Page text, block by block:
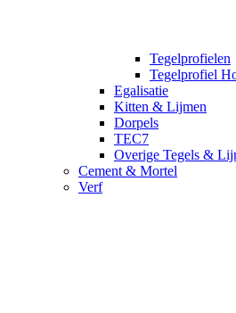
Tegelprofielen
Tegelprofiel
Egalisatie
Kitten & Lijmen
Dorpels
TEC7
Overige Tegels &
Cement & Mortel
Verf